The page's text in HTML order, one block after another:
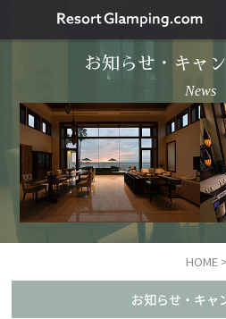
お知らせ・キャ
News
HOME>
お知らせ・キャ